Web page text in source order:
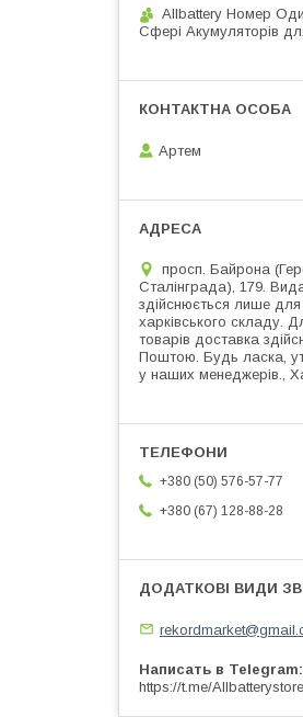
Allbattery Номер
Сфері Акумуляторів
Артем
просп. Байрона
Сталінграда), 179.
здійснюється лише для
харківського складу.
товарів доставка
Поштою. Будь ласка,
у наших менеджерів.,
+380 (50) 576-57-77
+380 (67) 128-88-28
Написать в Telegram
https://t.me/